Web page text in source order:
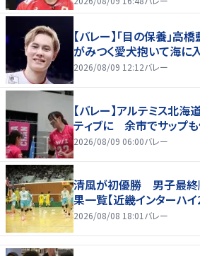
【バレー】「目の保養」高
がみつく愛犬抱いて海に
2026/08/09 12:12バレー
【バレー】アルテミス北海
ティブに 余市でサップ
2026/08/09 06:00バレー
清風が初優勝 男子最終
果一覧【近畿インターハイ
2026/08/08 18:01 バレー